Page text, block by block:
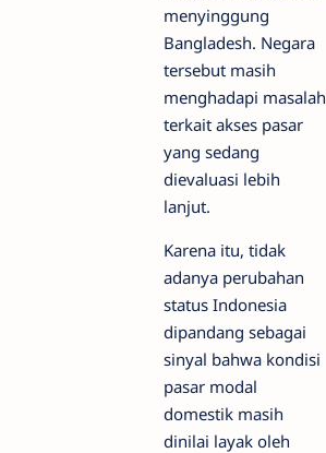
menyinggung
Bangladesh. Negara
tersebut masih
menghadapi masalah
terkait akses pasar
yang sedang
dievaluasi lebih
lanjut.
Karena itu, tidak
adanya perubahan
status Indonesia
dipandang sebagai
sinyal bahwa kondisi
pasar modal
domestik masih
dinilai layak oleh